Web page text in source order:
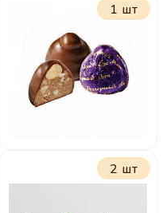
Лёвушка
1 шт
2 шт